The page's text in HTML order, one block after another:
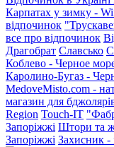
Карпатах у зимку -
відпочинок
все про відпочинок
Драгобрат Славсько
Коблево - Черное
Каролино-Бугаз -
MedoveMisto.com -
магазин для
Region Touch-IT
Запоріжжі Штори та
Запоріжжі Захисник -